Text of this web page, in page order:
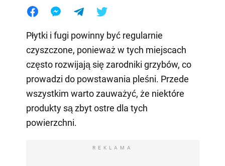
Płytki i fugi powinny być regularnie
czyszczone, ponieważ w tych miejscach
często rozwijają się zarodniki grzybów, co
prowadzi do powstawania pleśni. Przede
wszystkim warto zauważyć, że niektóre
produkty są zbyt ostre dla tych
powierzchni.
REKLAMA